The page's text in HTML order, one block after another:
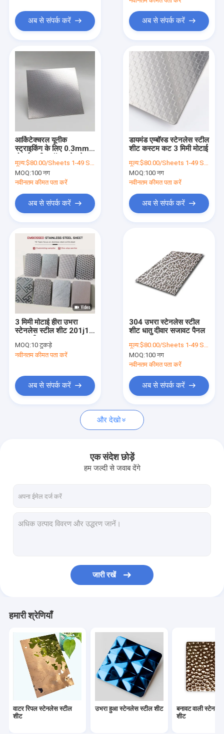
उत्पाद
वीडियो
हमारे बारे में
फैक्टरी यात्रा
गुणवत्ता नियंत्रण
समाचार
वाटर रिपल स्टेनलेस स्टील शीट
प्राचीन स्टेनलेस स्टील शीट
हम्मर स्टेनलेस स्टील शीट
टुकड़े टुकड़े में स्टेनलेस स्टील शीट
पॉलिशिंग पैटर्न स्टेनलेस स्टील शीट
फिंगरप्रिंट विरोधी स्टेनलेस स्टील शीट
अब से संपर्क करें अब से संपर्क करें
आर्किटेक्चरल यूनीक
स्ट्राइकिंग के लिए 0.3mm
स्टील शीट
मूल्य:$80.00/Sheets 1-49 Sheets
MOQ:100 नग
नवीनतम कीमत पता करें
अब से संपर्क करें
डायमंड एम्बॉस्ड स्टेनलेस स्टील
शीट कस्टम कट 3 मिमी मोटाई
मूल्य:$80.00/Sheets 1-49 Sheets
MOQ:100 नग
नवीनतम कीमत पता करें
अब से संपर्क करें
3 मिमी मोटाई हीरा उभरा
स्टेनलेस स्टील शीट 201j1
MOQ:10 टुकड़े
नवीनतम कीमत पता करें
अब से संपर्क करें
304 उभरा स्टेनलेस स्टील
शीट धातु दीवार सजावट पैनल
मूल्य:$80.00/Sheets 1-49 Sheets
MOQ:100 नग
नवीनतम कीमत पता करें
अब से संपर्क करें
और देखो
एक संदेश छोड़ें
हम जल्दी से जवाब देंगे
जारी रखें
हमारी श्रेणियाँ
वाटर रिपल स्टेनलेस स्टील
शीट
उभरा हुआ स्टेनलेस स्टील शीट
बनावट वाली
शीट